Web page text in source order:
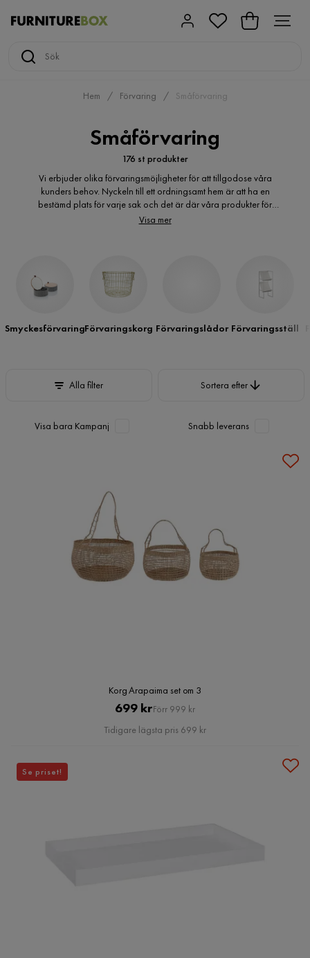
Hem Förvaring Småförvaring
Småförvaring
176 st produkter
Vi erbjuder olika förvaringsmöjligheter för att tillgodose våra
kunders behov. Nyckeln till ett ordningsamt hem är att ha en
bestämd plats för varje sak och det är där våra produkter för
småförvaring kommer in i bilden. Vårt sortiment innehåller
Förvaring behöver inte vara tråkigt utan kan även fungera som en
dekoration. Vi erbjuder småförvaring i olika stilar och modeller för
att passa ditt behov. Oavsett hur du behöver uppgradera din
Visa mer
SmyckesförvaringFörvaringskorg Förvaringslådor Förvaringsställ
Alla filter Sortera efter
Visa bara Kampanj Snabb leverans
Korg Arapaima set om 3
Pris
699 krOriginal
Pris
Förr 999 kr
Tidigare lägsta pris 699 kr
Se priset!